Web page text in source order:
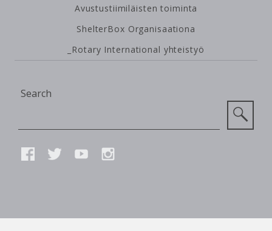
Avustustiimiläisten toiminta
ShelterBox Organisaationa
_Rotary International yhteistyö
Site
Search
Connect
with
FACEBOOKTWITTERYOUTUBE